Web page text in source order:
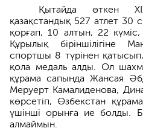
Қытайда өткен
қазақстандық 527 атлет 30
қорғап, 10 алтын, 22
Құрылық біріншілігіне
спортшы 8 түрінен
қола медаль алды. Ол
құрама сапында Жансая
Меруерт Камалиденова,
көрсетіп, Өзбекстан
үшінші орынға ие болды.
алмаймын.